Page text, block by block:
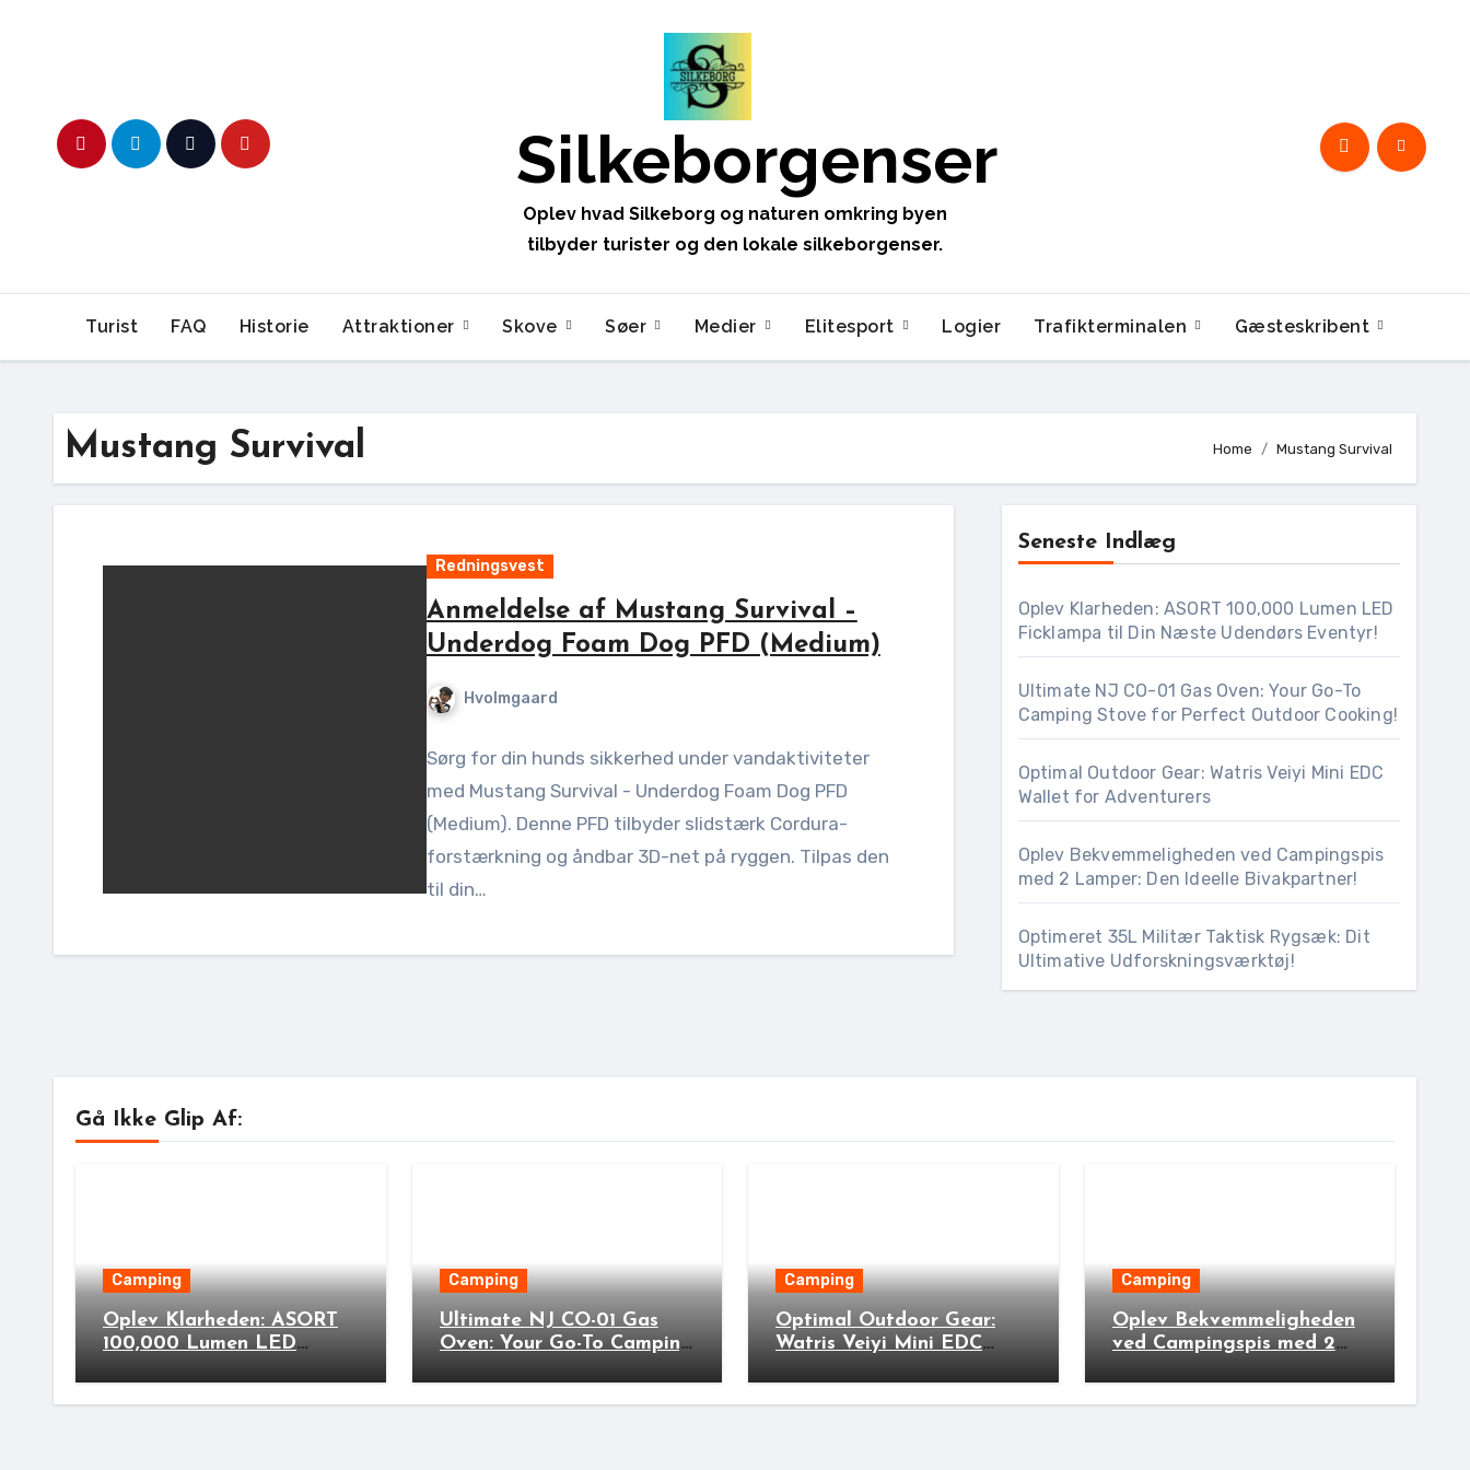
Silkeborgenser
Oplev hvad Silkeborg og naturen omkring byen
tilbyder turister og den lokale silkeborgenser.
Turist FAQ Historie Attraktioner Skove Søer Medier Elitesport Logier Trafikterminalen Gæsteskribent
Mustang Survival Home Mustang Survival
Redningsvest
Anmeldelse af Mustang Survival –
Underdog Foam Dog PFD (Medium)
Hvolmgaard
Sørg for din hunds sikkerhed under vandaktiviteter
med Mustang Survival - Underdog Foam Dog PFD
(Medium). Denne PFD tilbyder slidstærk Cordura-
forstærkning og åndbar 3D-net på ryggen. Tilpas den
til din…
Seneste Indlæg
Oplev Klarheden: ASORT 100,000 Lumen LED
Ficklampa til Din Næste Udendørs Eventyr!
Ultimate NJ CO-01 Gas Oven: Your Go-To
Camping Stove for Perfect Outdoor Cooking!
Optimal Outdoor Gear: Watris Veiyi Mini EDC
Wallet for Adventurers
Oplev Bekvemmeligheden ved Campingspis
med 2 Lamper: Den Ideelle Bivakpartner!
Optimeret 35L Militær Taktisk Rygsæk: Dit
Ultimative Udforskningsværktøj!
Gå Ikke Glip Af:
Camping
Oplev Klarheden: ASORT
100,000 Lumen LED
Udendørs Eventyr!
Camping
Ultimate NJ CO-01 Gas
Oven: Your Go-To Camping
Cooking!
Camping
Optimal Outdoor Gear:
Watris Veiyi Mini EDC
Camping
Oplev Bekvemmeligheden
ved Campingspis med 2
Bivakpartner!